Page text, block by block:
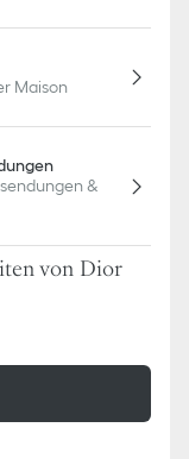
Maison
&
von Dior